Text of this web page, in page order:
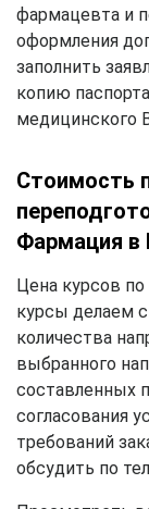
фармацевта и
оформления
заполнить
копию
медицинского
Стоимость
Фармация в
Цена курсов
курсы делаем
количества
выбранного
составленных
согласования
требований
обсудить по